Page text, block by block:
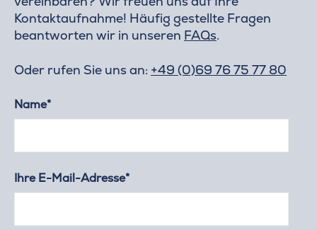
Kontaktaufnahme! Häufig gestellte Fragen
beantworten wir in unseren FAQs.
Oder rufen Sie uns an: +49 (0)69 76 75 77 80
Name*
Ihre E-Mail-Adresse*